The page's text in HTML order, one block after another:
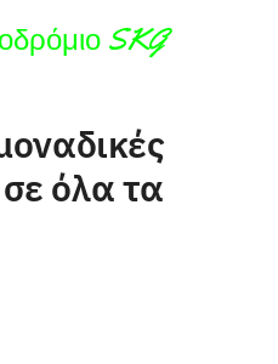
SKG
όλα τα